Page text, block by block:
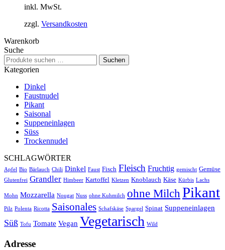
inkl. MwSt.
zzgl. Versandkosten
Warenkorb
Suche
Suchen
nach:
Suchen
Kategorien
Dinkel
Faustnudel
Pikant
Saisonal
Suppeneinlagen
Süss
Trockennudel
SCHLAGWÖRTER
Apfel Bio Bärlauch Chili Dinkel Faust Fisch Fleisch Fruchtig gemischt Gemüse
Glutenfrei Grandler Himbeer Kartoffel Kletzen Knoblauch Käse Kürbis Lachs
Mohn Mozzarella Nougat Nuss ohne Kuhmilch ohne Milch Pikant
Pilz Polenta Ricotta Saisonales Schafskäse Spargel Spinat Suppeneinlagen
Süß Tofu Tomate Vegan Vegetarisch Wild
Adresse